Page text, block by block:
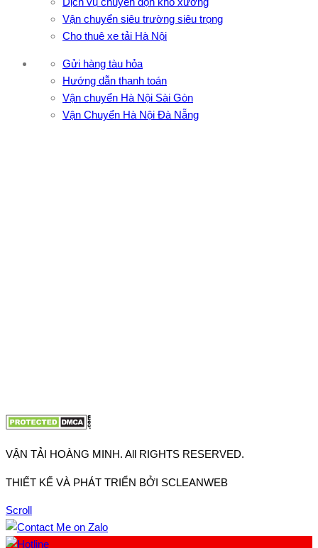
Vận chuyển siêu trường siêu trọng
Cho thuê xe tải Hà Nội
Gửi hàng tàu hỏa
Hướng dẫn thanh toán
Vận chuyển Hà Nội Sài Gòn
Vận Chuyển Hà Nội Đà Nẵng
VẬN TẢI HOÀNG MINH. All RIGHTS RESERVED.
THIẾT KẾ VÀ PHÁT TRIỂN BỞI SCLEANWEB
Scroll